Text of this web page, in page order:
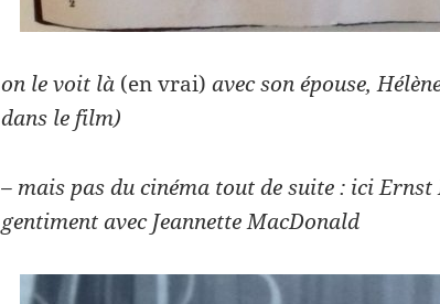
on le voit là (en vrai)avec son épouse,
dans le film)
– mais pas du cinéma tout de suite : ici
gentiment avec Jeannette MacDonald